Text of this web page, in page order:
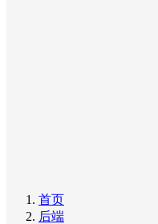
首页
后端